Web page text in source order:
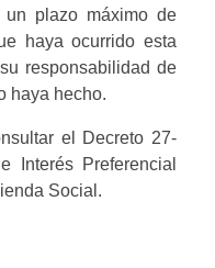
un plazo máximo de
haya ocurrido esta
responsabilidad de
haya hecho.
el Decreto 27-
Interés Preferencial
Social.